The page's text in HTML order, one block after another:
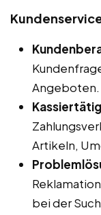
Angeboten.
Artikeln,
bei der